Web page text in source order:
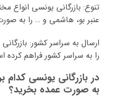
تنوع: بازرگانی یونسی انواع
عنبر بو، هاشمی و … را به
ارسال به سراسر کشور:
را به سراسر کشور فراهم کرده
در بازرگانی یونسی کدام
به صورت عمده بخرید؟